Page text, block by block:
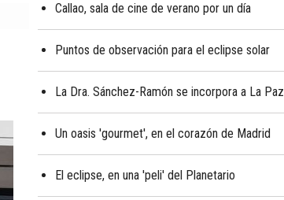
Callao, sala de cine de verano por un día
Puntos de observación para el eclipse solar
La Dra. Sánchez-Ramón se incorpora a La Paz
Un oasis 'gourmet', en el corazón de Madrid
El eclipse, en una 'peli' del Planetario